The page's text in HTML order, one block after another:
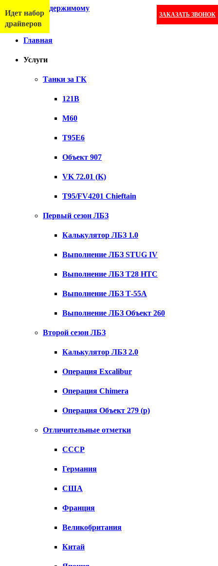
Перейти к содержимому
ЗАКАЗАТЬ ЗВОНОК
Меню
Главная
Услуги
Танки за ГК
121B
M60
T95E6
Объект 907
VK 72.01 (K)
T95/FV4201 Chieftain
Первый сезон ЛБЗ
Калькулятор ЛБЗ 1.0
Выполнение ЛБЗ STUG IV
Выполнение ЛБЗ T28 HTC
Выполнение ЛБЗ Т-55А
Выполнение ЛБЗ Объект 260
Второй сезон ЛБЗ
Калькулятор ЛБЗ 2.0
Операция Excalibur
Операция Chimera
Операция Объект 279 (р)
Отличительные отметки
СССР
Германия
США
Франция
Великобритания
Китай
Идет набор
драйверов